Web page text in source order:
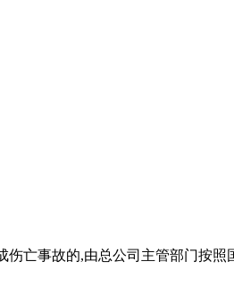
亡事故的,由总公司主管部门按